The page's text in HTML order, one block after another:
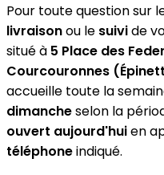
Pour toute question sur
livraisonou le suivide
situé à 5 Place des
Courcouronnes
accueille toute la
dimancheselon la
ouvert aujourd'huien
téléphoneindiqué.